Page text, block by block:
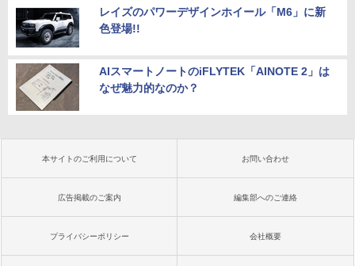
レイズのパワーデザインホイール「M6」に新
色登場!!
AIスマートノートのiFLYTEK「AINOTE 2」は
なぜ魅力的なのか？
本サイトのご利用について お問い合わせ
広告掲載のご案内 編集部へのご連絡
プライバシーポリシー 会社概要